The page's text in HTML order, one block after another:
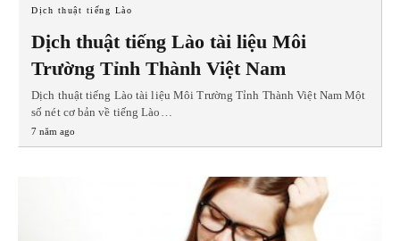
Dịch thuật tiếng Lào
Dịch thuật tiếng Lào tài liệu Môi
Trường Tỉnh Thành Việt Nam
Dịch thuật tiếng Lào tài liệu Môi Trường Tỉnh Thành Việt Nam Một
số nét cơ bản về tiếng Lào…
7 năm ago